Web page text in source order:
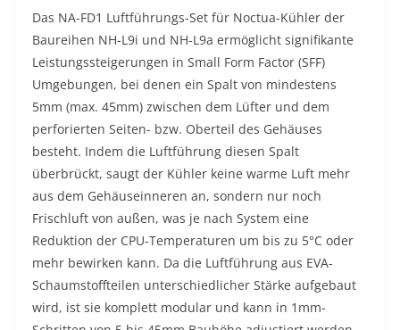
Das NA-FD1 Luftführungs-Set für Noctua-Kühler der
Baureihen NH-L9i und NH-L9a ermöglicht signifikante
Leistungssteigerungen in Small Form Factor (SFF)
Umgebungen, bei denen ein Spalt von mindestens
5mm (max. 45mm) zwischen dem Lüfter und dem
perforierten Seiten- bzw. Oberteil des Gehäuses
besteht. Indem die Luftführung diesen Spalt
überbrückt, saugt der Kühler keine warme Luft mehr
aus dem Gehäuseinneren an, sondern nur noch
Frischluft von außen, was je nach System eine
Reduktion der CPU-Temperaturen um bis zu 5°C oder
mehr bewirken kann. Da die Luftführung aus EVA-
Schaumstoffteilen unterschiedlicher Stärke aufgebaut
wird, ist sie komplett modular und kann in 1mm-